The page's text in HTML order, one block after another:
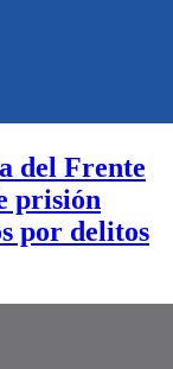
del Frente
prisión
por delitos